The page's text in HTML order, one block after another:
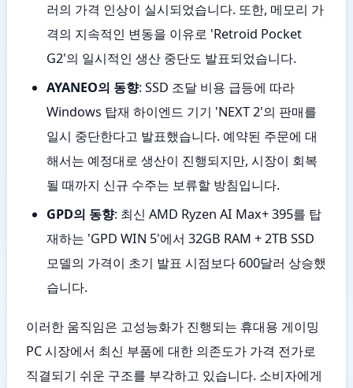
러의 가격 인상이 실시되었습니다. 또한, 메모리 가
격의 지속적인 변동을 이유로 'Retroid Pocket
G2'의 일시적인 생산 중단도 발표되었습니다.
AYANEO의 동향: SSD 조달 비용 급등에 따라
Windows 탑재 하이엔드 기기 'NEXT 2'의 판매를
일시 중단한다고 발표했습니다. 예약된 주문에 대
해서는 예정대로 생산이 진행되지만, 시장이 회복
될 때까지 신규 수주는 보류할 방침입니다.
GPD의 동향: 최신 AMD Ryzen AI Max+ 395를 탑
재하는 'GPD WIN 5'에서 32GB RAM + 2TB SSD
모델의 가격이 초기 발표 시점보다 600달러 상승했
습니다.
이러한 움직임은 고성능화가 진행되는 휴대용 게이밍
PC 시장에서 최신 부품에 대한 의존도가 가격 전가로
직결되기 쉬운 구조를 부각하고 있습니다. 소비자에게